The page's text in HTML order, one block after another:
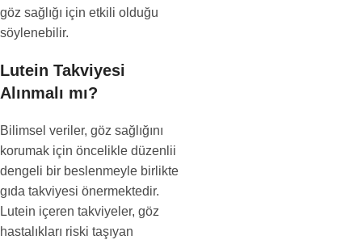
göz sağlığı için etkili olduğu
söylenebilir.
Lutein Takviyesi
Alınmalı mı?
Bilimsel veriler, göz sağlığını
korumak için öncelikle düzenlii
dengeli bir beslenmeyle birlikte
gıda takviyesi önermektedir.
Lutein içeren takviyeler, göz
hastalıkları riski taşıyan